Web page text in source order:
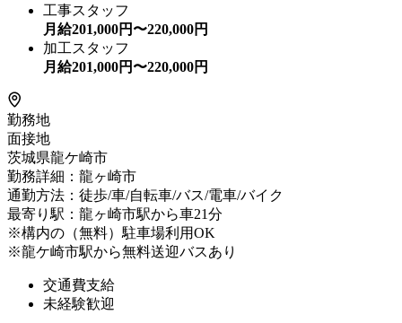
工事スタッフ
月給201,000円〜220,000円
加工スタッフ
月給201,000円〜220,000円
勤務地
面接地
茨城県龍ケ崎市
勤務詳細：龍ヶ崎市
通勤方法：徒歩/車/自転車/バス/電車/バイク
最寄り駅：龍ヶ崎市駅から車21分
※構内の（無料）駐車場利用OK
※龍ケ崎市駅から無料送迎バスあり
交通費支給
未経験歓迎